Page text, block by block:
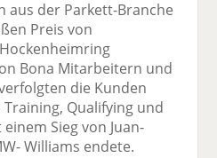
aus der Parkett-Branche
Preis von
Bona Mitarbeitern und
die Kunden
Qualifying und
Sieg von Juan-
Williams endete.